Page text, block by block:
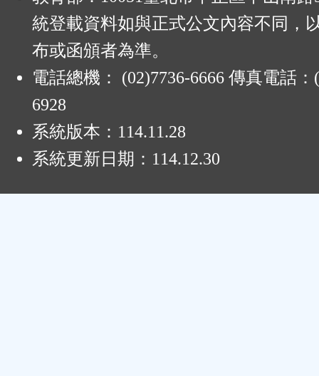
統登載資料如與正式公文內容不同，
布或函頒者為準。
電話總機： (02)7736-6666 傳真電話：
6928
系統版本： 114.11.28
系統更新日期： 114.12.30